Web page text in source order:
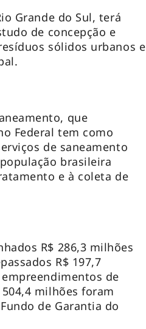
Grande do Sul, terá
de concepção e
sólidos urbanos e
que
Federal tem como
de saneamento
brasileira
e à coleta de
R$ 286,3 milhões
R$ 197,7
de
milhões foram
de Garantia do